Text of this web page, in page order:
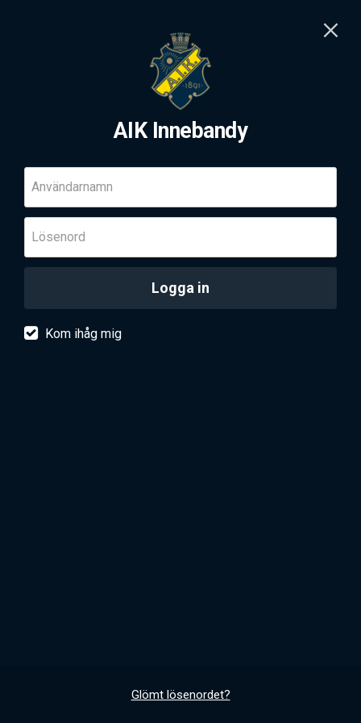
AIK Innebandy
Användarnamn
Lösenord
Logga in
Kom ihåg mig
Glömt lösenordet?